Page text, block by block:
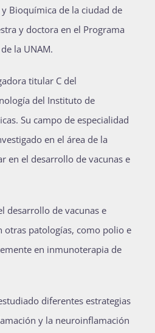
Bioquímica de la ciudad de
y doctora en el Programa
la UNAM.
titular C del
del Instituto de
Su campo de especialidad
en el área de la
en el desarrollo de vacunas e
desarrollo de vacunas e
patologías, como polio e
en inmunoterapia de
diferentes estrategias
y la neuroinflamación